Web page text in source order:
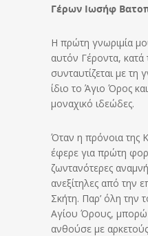
Γέρων Ιωσήφ
Η πρώτη γνωριμία
αυτόν Γέροντα, κατά
συνταυτίζεται με τη
ίδιο το Άγιο Όρος
μοναχικό ιδεώδες.
Όταν η πρόνοια της
έφερε για πρώτη
ζωντανότερες
ανεξίτηλες από την
Σκήτη. Παρ’ όλη την
Αγίου Όρους, μπορώ
ανθούσε με